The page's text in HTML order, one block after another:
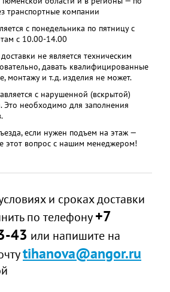
транспортные компании
с понедельника по пятницу с
с 10.00-14.00
не является техническим
давать квалифицированные
монтажу и т.д. изделия не может.
с нарушенной (вскрытой)
Это необходимо для заполнения
если нужен подъем на этаж —
этот вопрос с нашим менеджером!
и сроках доставки
по телефону+7
43 или напишите на
tihanova@angor.ru